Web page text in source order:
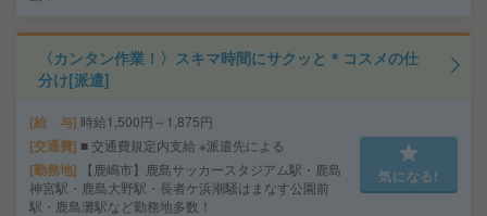
〈カンタン作業！〉スキマ時間にサクッと＊コスメの仕
分け[派遣]
給 与 時給1,500円～1,875円
交通費 ■ 交通費規定内支給 ※派遣先による
勤務地
【鹿嶋市】鹿島サッカースタジアム駅・鹿島
神宮駅・鹿島大野駅・長者ケ浜潮騒はまなす公園前
駅・鹿島灘駅など勤務地多数！
気になる!